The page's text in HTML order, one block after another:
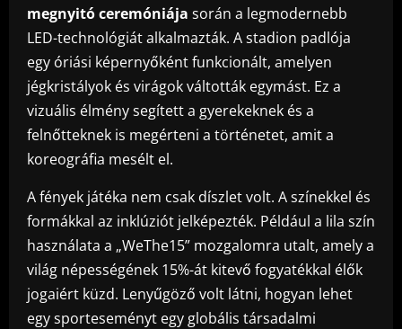
megnyitó ceremóniája során a legmodernebb
LED-technológiát alkalmazták. A stadion padlója
egy óriási képernyőként funkcionált, amelyen
jégkristályok és virágok váltották egymást. Ez a
vizuális élmény segített a gyerekeknek és a
felnőtteknek is megérteni a történetet, amit a
koreográfia mesélt el.
A fények játéka nem csak díszlet volt. A színekkel és
formákkal az inklúziót jelképezték. Például a lila szín
használata a „WeThe15” mozgalomra utalt, amely a
világ népességének 15%-át kitevő fogyatékkal élők
jogaiért küzd. Lenyűgöző volt látni, hogyan lehet
egy sporteseményt egy globális társadalmi